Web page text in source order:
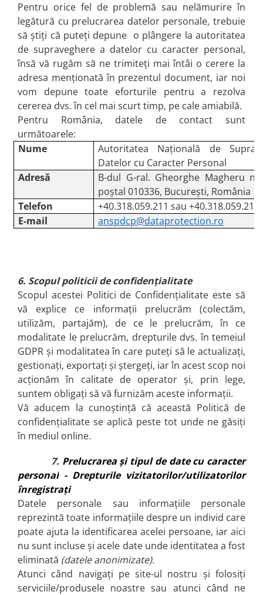
Pentru orice fel de problemă sau nelămurire în
legătură cu prelucrarea datelor personale, trebuie
să știți că puteți depune o plângere la autoritatea
de supraveghere a datelor cu caracter personal,
însă vă rugăm să ne trimiteți mai întâi o cerere la
adresa menționată în prezentul document, iar noi
vom depune toate eforturile pentru a rezolva
cererea dvs. în cel mai scurt timp, pe cale amiabilă.
Pentru România, datele de contact sunt
următoarele:
Nume
Autoritatea Națională de
Datelor cu Caracter Personal
Adresă
B-dul G-ral. Gheorghe Magheru
poștal 010336, București, România
Telefon
+40.318.059.211 sau +40.318.059.212
E-mail
anspdcp@dataprotection.ro
6. Scopul politicii de confidențialitate
Scopul acestei Politici de Confidențialitate este să
vă explice ce informații prelucrăm (colectăm,
utilizăm, partajăm), de ce le prelucrăm, în ce
modalitate le prelucrăm, drepturile dvs. în temeiul
GDPR și modalitatea în care puteți să le actualizați,
gestionați, exportați și ștergeți, iar în acest scop noi
acționăm în calitate de operator și, prin lege,
suntem obligați să vă furnizăm aceste informații.
Vă aducem la cunoștință că această Politică de
confidențialitate se aplică peste tot unde ne găsiți
în mediul online.
7. Prelucrarea și tipul de date cu caracter
personal - Drepturile vizitatorilor/utilizatorilor
înregistrați
Datele personale sau informațiile personale
reprezintă toate informațiile despre un individ care
poate ajuta la identificarea acelei persoane, iar aici
nu sunt incluse și acele date unde identitatea a fost
eliminată (datele anonimizate).
Atunci când navigați pe site-ul nostru și folosiți
serviciile/produsele noastre sau atunci când ne